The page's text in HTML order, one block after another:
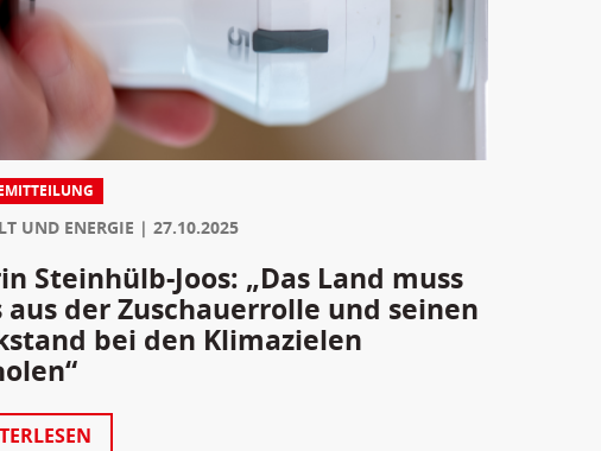
UND ENERGIE 27.10.2025
Steinhülb-Joos: „Das Land muss
aus der Zuschauerrolle und seinen
bei den Klimazielen